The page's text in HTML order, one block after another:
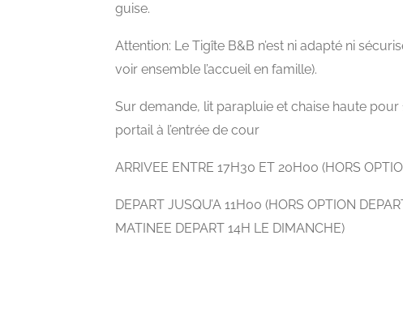
guise.
Attention: Le Tigîte B&B n’est ni adapté ni
voir ensemble l’accueil en famille).
Sur demande, lit parapluie et chaise haute
portail à l’entrée de cour
ARRIVEE ENTRE 17H30 ET 20H00 (HORS
DEPART JUSQU’A 11H00 (HORS OPTION
MATINEE DEPART 14H LE DIMANCHE)